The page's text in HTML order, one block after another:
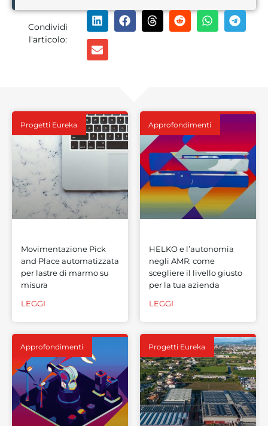
Condividi
l'articolo:
Progetti Eureka
Movimentazione Pick
and Place automatizzata
per lastre di marmo su
misura
LEGGI
Approfondimenti
HELKO e l’autonomia
negli AMR: come
scegliere il livello giusto
per la tua azienda
LEGGI
Approfondimenti Progetti Eureka